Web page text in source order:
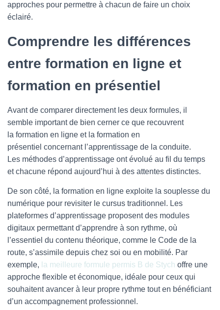
approches pour permettre à chacun de faire un choix
éclairé.
Comprendre les différences
entre formation en ligne et
formation en présentiel
Avant de comparer directement les deux formules, il
semble important de bien cerner ce que recouvrent
la formation en ligne et la formation en
présentiel concernant l’apprentissage de la conduite.
Les méthodes d’apprentissage ont évolué au fil du temps
et chacune répond aujourd’hui à des attentes distinctes.
De son côté, la formation en ligne exploite la souplesse du
numérique pour revisiter le cursus traditionnel. Les
plateformes d’apprentissage proposent des modules
digitaux permettant d’apprendre à son rythme, où
l’essentiel du contenu théorique, comme le Code de la
route, s’assimile depuis chez soi ou en mobilité. Par
exemple, la meilleure formule permis B de Stych offre une
approche flexible et économique, idéale pour ceux qui
souhaitent avancer à leur propre rythme tout en bénéficiant
d’un accompagnement professionnel.